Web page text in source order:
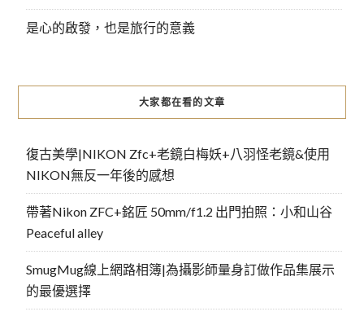
是心的啟發，也是旅行的意義
大家都在看的文章
復古美學|NIKON Zfc+老鏡白梅妖+八羽怪老鏡&使用
NIKON無反一年後的感想
帶著Nikon ZFC+銘匠 50mm/f1.2 出門拍照：小和山谷
Peaceful alley
SmugMug線上網路相簿|為攝影師量身訂做作品集展示
的最優選擇